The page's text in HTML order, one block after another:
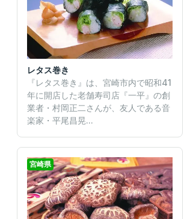
レタス巻き
『レタス巻き』は、宮崎市内で昭和41
年に開店した老舗寿司店『一平』の創
業者・村岡正二さんが、友人である音
楽家・平尾昌晃...
宮崎県